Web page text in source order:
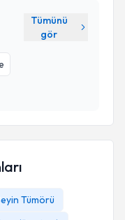
Tümünü
gör
Tümörü